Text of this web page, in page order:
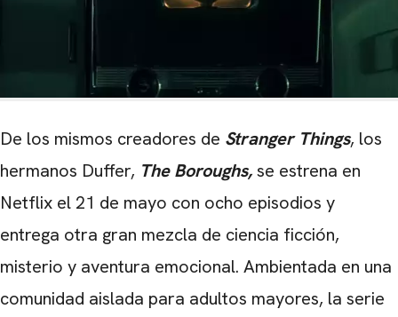
De los mismos creadores de Stranger Things, los
hermanos Duffer, The Boroughs,se estrena en
Netflix el 21 de mayo con ocho episodios y
entrega otra gran mezcla de ciencia ficción,
misterio y aventura emocional. Ambientada en una
comunidad aislada para adultos mayores, la serie